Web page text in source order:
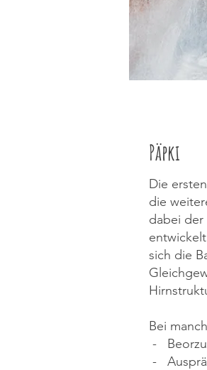
Päpki
Die
die
dabei der
sich die
Bei
-
-